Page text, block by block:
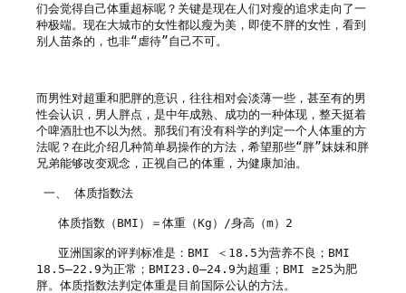
们会觉得自己体重超标呢？关键是现在人们对瘦的追求走向了一
种极端。现在大城市的女性都以瘦为美，即使不胖的女性，看到
别人苗条的，也非“虐待”自己不可。
而男性对超重和肥胖的意识，往往相对会淡薄一些，甚至有的男
性会认识，男人胖点，是中年成熟、成功的一种体现，整天挺着
个啤酒肚也不以为然。那我们有没有科学的判定一个人体重的方
法呢？在此介绍几种简单易操作的方法，希望那些“胖”妹妹和胖
兄弟能够改变观念，正视自己的体重，为健康加油。
一、 体质指数法
体质指数（BMI）＝体重（Kg）/身高（m）2
亚洲国家的评判标准是：BMI ＜18.5为营养不良；BMI
18.5—22.9为正常；BMI23.0—24.9为超重；BMI ≥25为肥
胖。体质指数法判定体重是目前国际公认的方法。